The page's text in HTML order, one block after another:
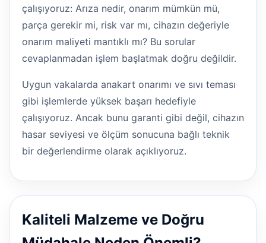
çalışıyoruz: Arıza nedir, onarım mümkün mü,
parça gerekir mi, risk var mı, cihazın değeriyle
onarım maliyeti mantıklı mı? Bu sorular
cevaplanmadan işlem başlatmak doğru değildir.
Uygun vakalarda anakart onarımı ve sıvı teması
gibi işlemlerde yüksek başarı hedefiyle
çalışıyoruz. Ancak bunu garanti gibi değil, cihazın
hasar seviyesi ve ölçüm sonucuna bağlı teknik
bir değerlendirme olarak açıklıyoruz.
Kaliteli Malzeme ve Doğru